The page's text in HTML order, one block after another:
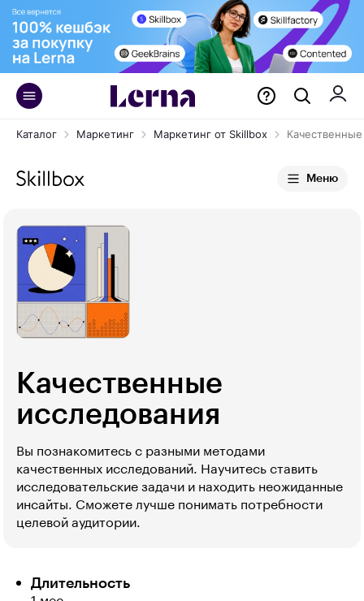
Каталог Маркетинг Маркетинг от Skillbox
Меню
Качественные
исследования
Вы познакомитесь с разными методами
качественных исследований. Научитесь ставить
исследовательские задачи и находить неожиданные
инсайты. Сможете лучше понимать потребности
целевой аудитории.
Длительность